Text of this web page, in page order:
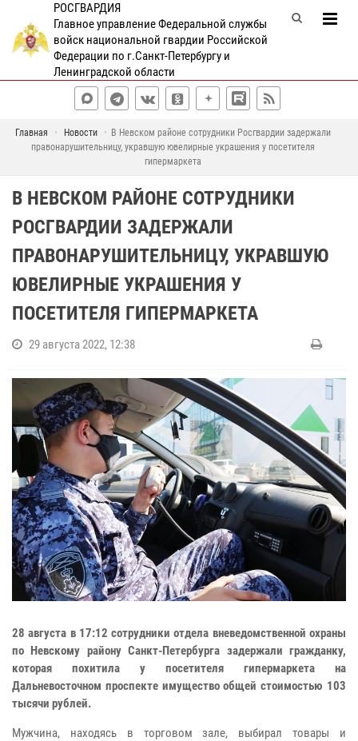
РОСГВАРДИЯ
Главное управление Федеральной службы
войск национальной гвардии Российской
Федерации по г.Санкт-Петербургу и
Ленинградской области
Главная Новости
В Невском районе сотрудники Росгвардии задержали
правонарушительницу, укравшую ювелирные украшения у посетителя
гипермаркета
В НЕВСКОМ РАЙОНЕ СОТРУДНИКИ
РОСГВАРДИИ ЗАДЕРЖАЛИ
ПРАВОНАРУШИТЕЛЬНИЦУ, УКРАВШУЮ
ЮВЕЛИРНЫЕ УКРАШЕНИЯ У
ПОСЕТИТЕЛЯ ГИПЕРМАРКЕТА
29 августа 2022, 12:38
28 августа в 17:12 сотрудники отдела вневедомственной охраны
по Невскому району Санкт-Петербурга задержали гражданку,
которая похитила у посетителя гипермаркета на
Дальневосточном проспекте имущество общей стоимостью 103
тысячи рублей.
Мужчина, находясь в торговом зале, выбирал товары и